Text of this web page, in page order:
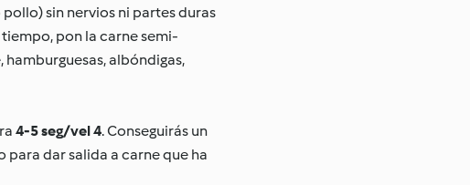
sin nervios ni partes duras
pon la carne semi-
albóndigas,
4-5 seg/vel 4. Conseguirás un
para dar salida a carne que ha